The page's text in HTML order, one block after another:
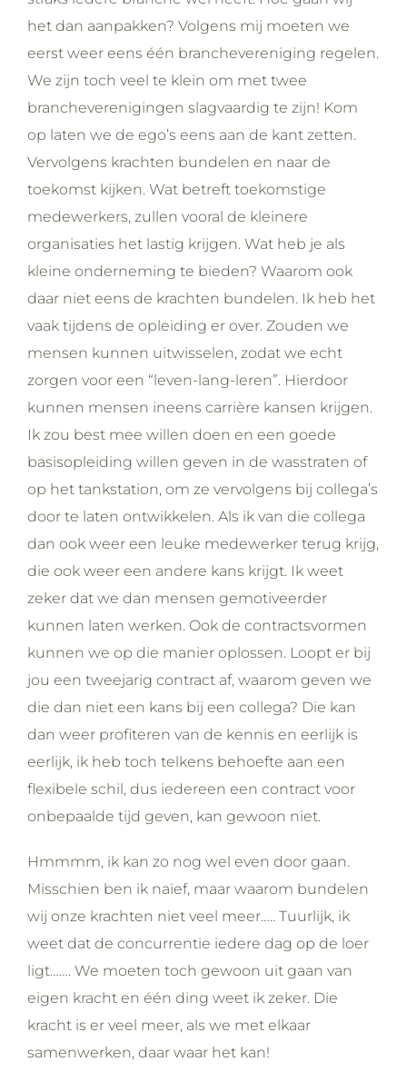
het dan aanpakken? Volgens mij moeten we
eerst weer eens één branchevereniging regelen.
We zijn toch veel te klein om met twee
brancheverenigingen slagvaardig te zijn! Kom
op laten we de ego’s eens aan de kant zetten.
Vervolgens krachten bundelen en naar de
toekomst kijken. Wat betreft toekomstige
medewerkers, zullen vooral de kleinere
organisaties het lastig krijgen. Wat heb je als
kleine onderneming te bieden? Waarom ook
daar niet eens de krachten bundelen. Ik heb het
vaak tijdens de opleiding er over. Zouden we
mensen kunnen uitwisselen, zodat we echt
zorgen voor een “leven-lang-leren”. Hierdoor
kunnen mensen ineens carrière kansen krijgen.
Ik zou best mee willen doen en een goede
basisopleiding willen geven in de wasstraten of
op het tankstation, om ze vervolgens bij collega’s
door te laten ontwikkelen. Als ik van die collega
dan ook weer een leuke medewerker terug krijg,
die ook weer een andere kans krijgt. Ik weet
zeker dat we dan mensen gemotiveerder
kunnen laten werken. Ook de contractsvormen
kunnen we op die manier oplossen. Loopt er bij
jou een tweejarig contract af, waarom geven we
die dan niet een kans bij een collega? Die kan
dan weer profiteren van de kennis en eerlijk is
eerlijk, ik heb toch telkens behoefte aan een
flexibele schil, dus iedereen een contract voor
onbepaalde tijd geven, kan gewoon niet.
Hmmmm, ik kan zo nog wel even door gaan.
Misschien ben ik naïef, maar waarom bundelen
wij onze krachten niet veel meer….. Tuurlijk, ik
weet dat de concurrentie iedere dag op de loer
ligt……. We moeten toch gewoon uit gaan van
eigen kracht en één ding weet ik zeker. Die
kracht is er veel meer, als we met elkaar
samenwerken, daar waar het kan!